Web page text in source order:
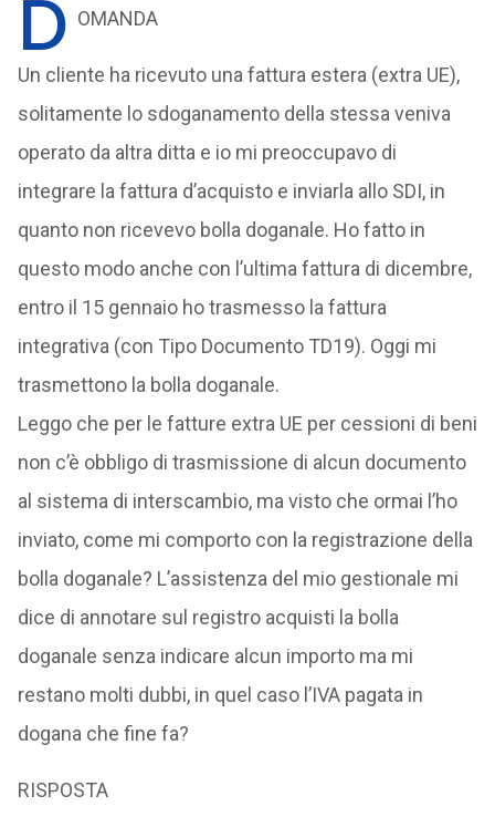
D OMANDA
Un cliente ha ricevuto una fattura estera (extra UE),
solitamente lo sdoganamento della stessa veniva
operato da altra ditta e io mi preoccupavo di
integrare la fattura d’acquisto e inviarla allo SDI, in
quanto non ricevevo bolla doganale. Ho fatto in
questo modo anche con l’ultima fattura di dicembre,
entro il 15 gennaio ho trasmesso la fattura
integrativa (con Tipo Documento TD19). Oggi mi
trasmettono la bolla doganale.
Leggo che per le fatture extra UE per cessioni di beni
non c’è obbligo di trasmissione di alcun documento
al sistema di interscambio, ma visto che ormai l’ho
inviato, come mi comporto con la registrazione della
bolla doganale? L’assistenza del mio gestionale mi
dice di annotare sul registro acquisti la bolla
doganale senza indicare alcun importo ma mi
restano molti dubbi, in quel caso l’IVA pagata in
dogana che fine fa?
RISPOSTA